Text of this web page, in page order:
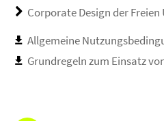
Corporate Design der
Allgemeine
Grundregeln zum Einsatz